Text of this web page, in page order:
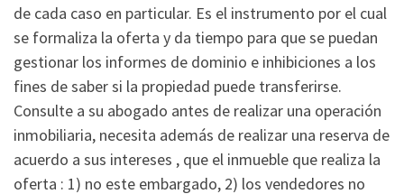
de cada caso en particular. Es el instrumento por el cual
se formaliza la oferta y da tiempo para que se puedan
gestionar los informes de dominio e inhibiciones a los
fines de saber si la propiedad puede transferirse.
Consulte a su abogado antes de realizar una operación
inmobiliaria, necesita además de realizar una reserva de
acuerdo a sus intereses , que el inmueble que realiza la
oferta : 1) no este embargado, 2) los vendedores no